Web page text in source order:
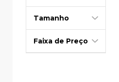
Tamanho
Faixa de Preço